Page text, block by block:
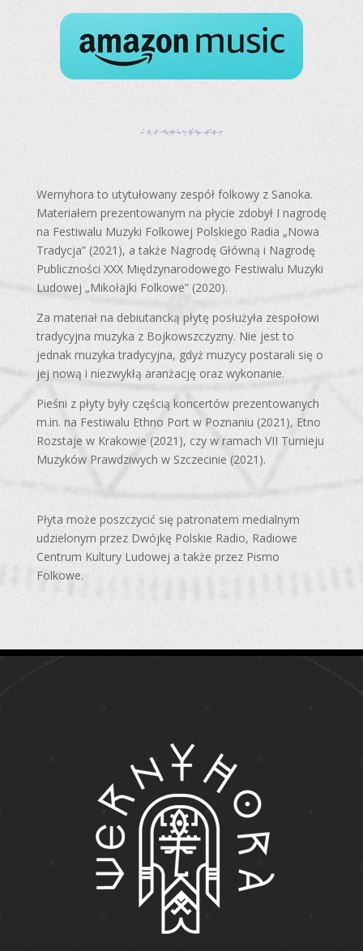
Wernyhora to utytułowany zespół folkowy z Sanoka.
Materiałem prezentowanym na płycie zdobył I nagrodę
na Festiwalu Muzyki Folkowej Polskiego Radia „Nowa
Tradycja” (2021), a także Nagrodę Główną i Nagrodę
Publiczności XXX Międzynarodowego Festiwalu Muzyki
Ludowej „Mikołajki Folkowe” (2020).
Za materiał na debiutancką płytę posłużyła zespołowi
tradycyjna muzyka z Bojkowszczyzny. Nie jest to
jednak muzyka tradycyjna, gdyż muzycy postarali się o
jej nową i niezwykłą aranżację oraz wykonanie.
Pieśni z płyty były częścią koncertów prezentowanych
m.in. na Festiwalu Ethno Port w Poznaniu (2021), Etno
Rozstaje w Krakowie (2021), czy w ramach VII Turnieju
Muzyków Prawdziwych w Szczecinie (2021).
Płyta może poszczycić się patronatem medialnym
udzielonym przez Dwójkę Polskie Radio, Radiowe
Centrum Kultury Ludowej a także przez Pismo
Folkowe.